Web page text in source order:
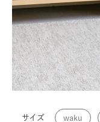
サイズ waku